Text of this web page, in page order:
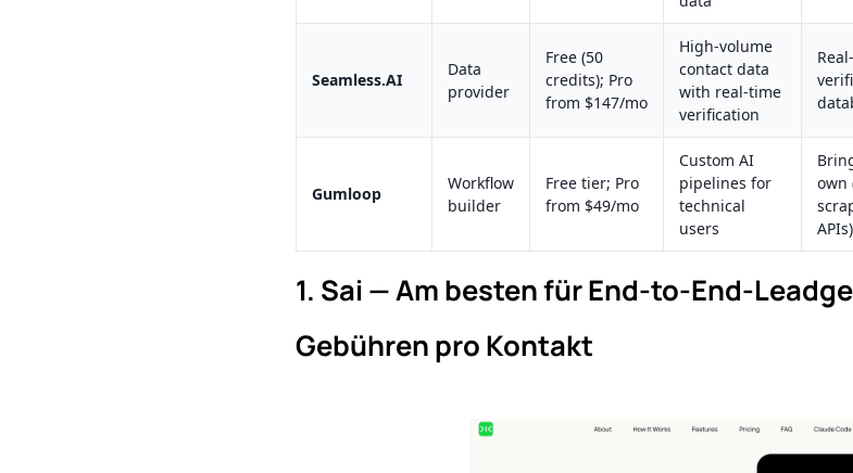
Seamless.AI
Data
provider
Free (50
credits); Pro
from $147/mo
High-volume
contact data
with real-time
verification
Gumloop
Workflow
builder
Free tier; Pro
from $49/mo
Custom AI
pipelines for
technical
users
own
APIs)
1. Sai — Am besten für End-to-End-
Gebühren pro Kontakt